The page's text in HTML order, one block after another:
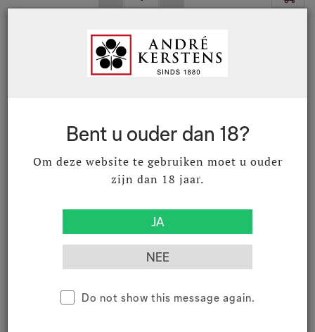
Bent u ouder dan 18?
Om deze website te gebruiken moet u ouder
zijn dan 18 jaar.
Do not show this message again.
Münzberg Chardonnay
€ 36,32 Excl. BTW € 43,95 Incl. BTW
05033222
Münzberg Godramstein
Spätburgunder Kalkgestein 2021
Landau Godramstein QBA
05034221